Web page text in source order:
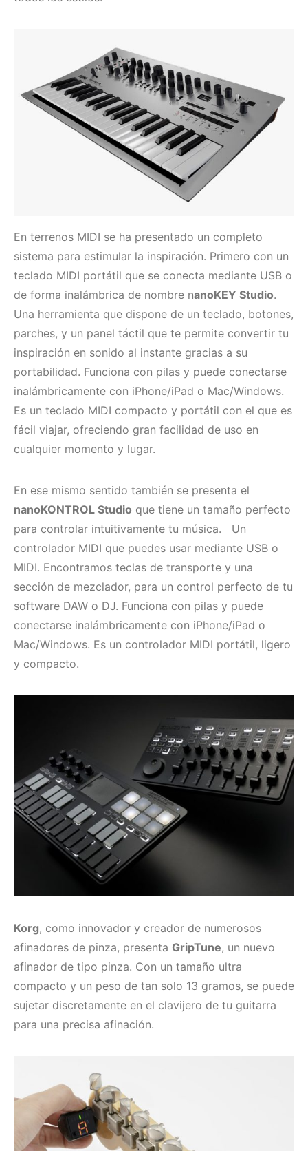
En terrenos MIDI se ha presentado un completo
sistema para estimular la inspiración. Primero con un
teclado MIDI portátil que se conecta mediante USB o
de forma inalámbrica de nombre nanoKEY Studio.
Una herramienta que dispone de un teclado, botones,
parches, y un panel táctil que te permite convertir tu
inspiración en sonido al instante gracias a su
portabilidad. Funciona con pilas y puede conectarse
inalámbricamente con iPhone/iPad o Mac/Windows.
Es un teclado MIDI compacto y portátil con el que es
fácil viajar, ofreciendo gran facilidad de uso en
cualquier momento y lugar.
En ese mismo sentido también se presenta el
nanoKONTROL Studio que tiene un tamaño perfecto
para controlar intuitivamente tu música. Un
controlador MIDI que puedes usar mediante USB o
MIDI. Encontramos teclas de transporte y una
sección de mezclador, para un control perfecto de tu
software DAW o DJ. Funciona con pilas y puede
conectarse inalámbricamente con iPhone/iPad o
Mac/Windows. Es un controlador MIDI portátil, ligero
y compacto.
Korg, como innovador y creador de numerosos
afinadores de pinza, presenta GripTune, un nuevo
afinador de tipo pinza. Con un tamaño ultra
compacto y un peso de tan solo 13 gramos, se puede
sujetar discretamente en el clavijero de tu guitarra
para una precisa afinación.